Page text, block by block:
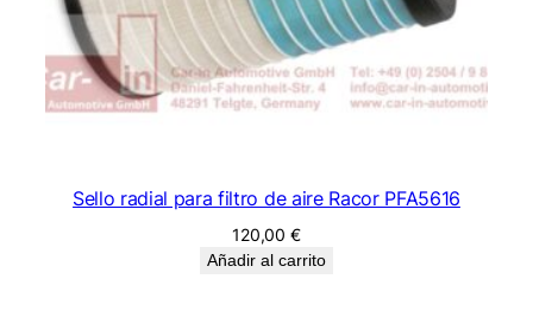
Sello radial para filtro de aire Racor PFA5616
120,00€
Añadir al carrito